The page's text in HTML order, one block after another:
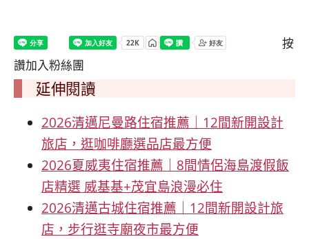
按
讚加入粉絲團
延伸閱讀
2026清邁尼曼路住宿推薦｜12間新開設計
旅店，逛咖啡廳選品店最方便
2026夏威夷住宿推薦｜8間情侶海島渡假飯
店精選 威基基+茂宜島浪漫必住
2026清邁古城住宿推薦｜12間新開設計旅
店，步行逛寺廟夜市最方便